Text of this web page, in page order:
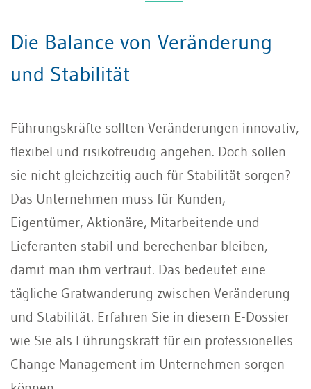
Die Balance von Veränderung
und Stabilität
Führungskräfte sollten Veränderungen innovativ,
flexibel und risikofreudig angehen. Doch sollen
sie nicht gleichzeitig auch für Stabilität sorgen?
Das Unternehmen muss für Kunden,
Eigentümer, Aktionäre, Mitarbeitende und
Lieferanten stabil und berechenbar bleiben,
damit man ihm vertraut. Das bedeutet eine
tägliche Gratwanderung zwischen Veränderung
und Stabilität. Erfahren Sie in diesem E-Dossier
wie Sie als Führungskraft für ein professionelles
Change Management im Unternehmen sorgen